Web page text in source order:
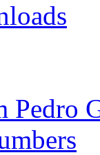
Pedro